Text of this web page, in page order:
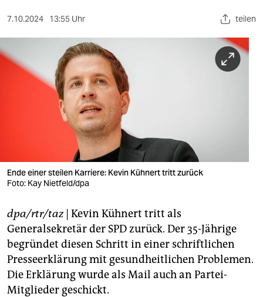
kultur
sport
berlin
verlag
shop
fragen & hilfe
unterstützen
abo
7.10.2024 13:55 Uhr teilen
Ende einer steilen Karriere: Kevin Kühnert tritt zurück
Foto: Kay Nietfeld/dpa
dpa/rtr/taz| Kevin Kühnert tritt als
Generalsekretär der SPD zurück. Der 35-Jährige
begründet diesen Schritt in einer schriftlichen
Presseerklärung mit gesundheitlichen Problemen.
Die Erklärung wurde als Mail auch an Partei-
Mitglieder geschickt.